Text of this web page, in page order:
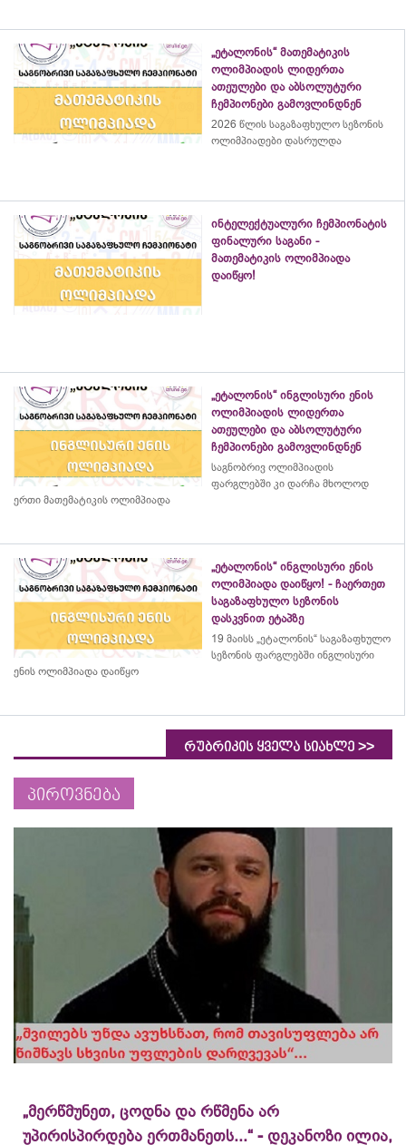
„ეტალონის“ მათემატიკის
ოლიმპიადის ლიდერთა
ათეულები და აბსოლუტური
ჩემპიონები გამოვლინდნენ
2026 წლის საგაზაფხულო სეზონის
ოლიმპიადები დასრულდა
ინტელექტუალური ჩემპიონატის
ფინალური საგანი -
მათემატიკის ოლიმპიადა
დაიწყო!
„ეტალონის“ ინგლისური ენის
ოლიმპიადის ლიდერთა
ათეულები და აბსოლუტური
ჩემპიონები გამოვლინდნენ
საგნობრივ ოლიმპიადის
ფარგლებში კი დარჩა მხოლოდ
ერთი მათემატიკის ოლიმპიადა
„ეტალონის“ ინგლისური ენის
ოლიმპიადა დაიწყო! - ჩაერთეთ
საგაზაფხულო სეზონის
დასკვნით ეტაპზე
19 მაისს „ეტალონის“ საგაზაფხულო
სეზონის ფარგლებში ინგლისური
ენის ოლიმპიადა დაიწყო
რუბრიკის ყველა სიახლე >>
პიროვნება
„მერწმუნეთ, ცოდნა და რწმენა არ
უპირისპირდება ერთმანეთს...“ - დეკანოზი ილია,